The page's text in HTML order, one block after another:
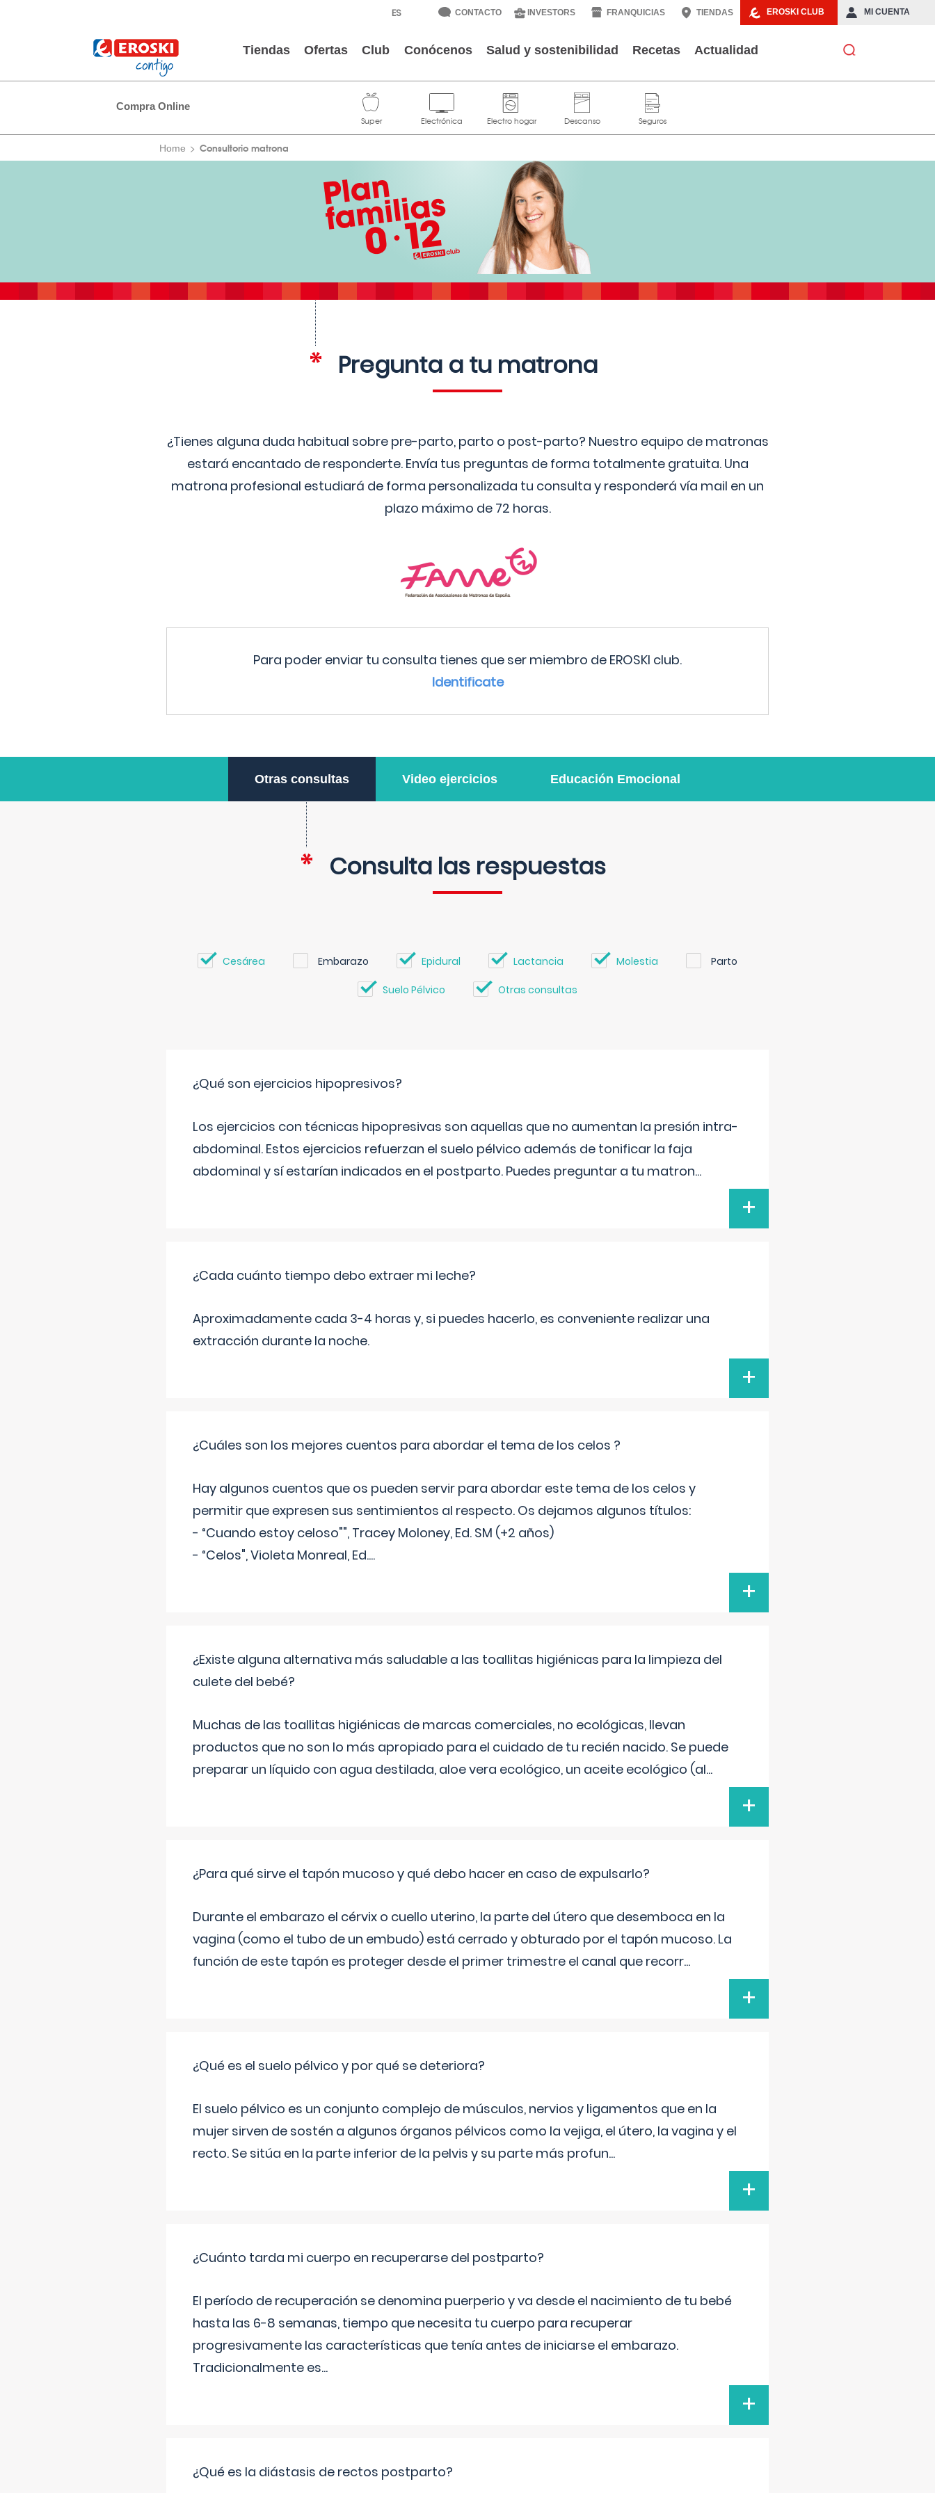
EROSKI CLUB MI CUENTA
CONTACTO INVESTORS FRANQUICIAS TIENDAS
Tiendas Ofertas Club Conócenos Salud y sostenibilidad Recetas Actualidad
Compra Online
Home Consultorio matrona
Pregunta a tu matrona
¿Tienes alguna duda habitual sobre pre-parto, parto o post-parto? Nuestro equipo de matronas
estará encantado de responderte. Envía tus preguntas de forma totalmente gratuita. Una
matrona profesional estudiará de forma personalizada tu consulta y responderá vía mail en un
plazo máximo de 72 horas.
Para poder enviar tu consulta tienes que ser miembro de EROSKI club.
Identificate
Otras consultas Video ejercicios Educación Emocional
Consulta las respuestas
Cesárea Embarazo Epidural Lactancia Molestia Parto
Suelo Pélvico Otras consultas
¿Qué son ejercicios hipopresivos?
Los ejercicios con técnicas hipopresivas son aquellas que no aumentan la presión intra-
abdominal. Estos ejercicios refuerzan el suelo pélvico además de tonificar la faja
abdominal y sí estarían indicados en el postparto. Puedes preguntar a tu matron...
+
¿Cada cuánto tiempo debo extraer mi leche?
Aproximadamente cada 3-4 horas y, si puedes hacerlo, es conveniente realizar una
extracción durante la noche.
+
¿Cuáles son los mejores cuentos para abordar el tema de los celos ?
Hay algunos cuentos que os pueden servir para abordar este tema de los celos y
permitir que expresen sus sentimientos al respecto. Os dejamos algunos títulos:
- “Cuando estoy celoso"", Tracey Moloney, Ed. SM (+2 años)
- “Celos", Violeta Monreal, Ed....
+
¿Existe alguna alternativa más saludable a las toallitas higiénicas para la limpieza del
culete del bebé?
Muchas de las toallitas higiénicas de marcas comerciales, no ecológicas, llevan
productos que no son lo más apropiado para el cuidado de tu recién nacido. Se puede
preparar un líquido con agua destilada, aloe vera ecológico, un aceite ecológico (al...
+
¿Para qué sirve el tapón mucoso y qué debo hacer en caso de expulsarlo?
Durante el embarazo el cérvix o cuello uterino, la parte del útero que desemboca en la
vagina (como el tubo de un embudo) está cerrado y obturado por el tapón mucoso. La
función de este tapón es proteger desde el primer trimestre el canal que recorr...
+
¿Qué es el suelo pélvico y por qué se deteriora?
El suelo pélvico es un conjunto complejo de músculos, nervios y ligamentos que en la
mujer sirven de sostén a algunos órganos pélvicos como la vejiga, el útero, la vagina y el
recto. Se sitúa en la parte inferior de la pelvis y su parte más profun...
+
¿Cuánto tarda mi cuerpo en recuperarse del postparto?
El período de recuperación se denomina puerperio y va desde el nacimiento de tu bebé
hasta las 6-8 semanas, tiempo que necesita tu cuerpo para recuperar
progresivamente las características que tenía antes de iniciarse el embarazo.
Tradicionalmente es...
+
¿Qué es la diástasis de rectos postparto?